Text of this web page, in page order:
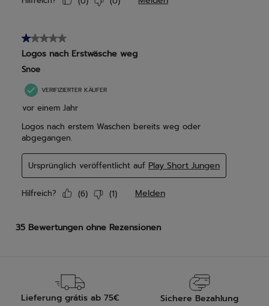
Lieferung grátis ab 75€ Sichere Bezahlung